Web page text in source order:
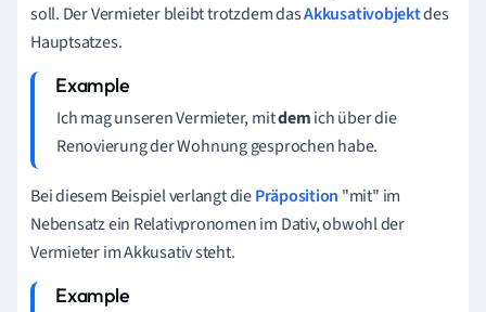
soll. Der Vermieter bleibt trotzdem dasAkkusativobjektdes
Hauptsatzes.
Ich mag unseren Vermieter,mitdemich über die
Renovierung der Wohnung gesprochen habe.
Bei diesem Beispiel verlangt diePräposition "mit" im
Nebensatz ein Relativpronomen im Dativ, obwohl der
Vermieter im Akkusativ steht.